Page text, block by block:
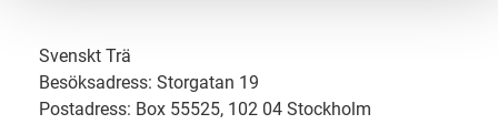
Svenskt Trä
Besöksadress: Storgatan 19
Postadress: Box 55525, 102 04 Stockholm